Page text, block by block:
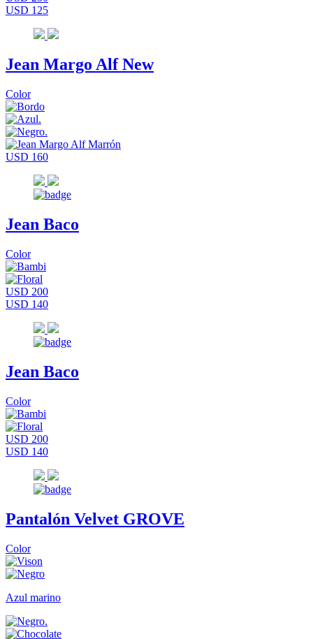
USD 125
Jean Margo Alf New
Color
USD 160
Jean Baco
Color
USD 200
USD 140
Jean Baco
Color
USD 200
USD 140
Pantalón Velvet GROVE
Color
Azul marino